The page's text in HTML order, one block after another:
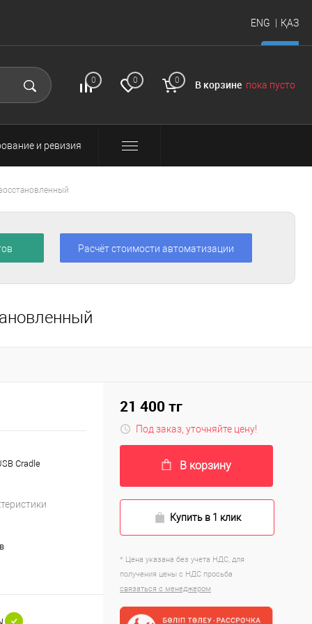
ENG ҚАЗ
регистрация
0 0 0 В корзине пока пусто
и ревизия
Расчёт стоимости автоматизации
Cradle
21 400 тг
Под заказ, уточняйте цену!
В корзину
Купить в 1 клик
* Цена указана без учета НДС, для
получения цены с НДС просьба
связаться с менеджером